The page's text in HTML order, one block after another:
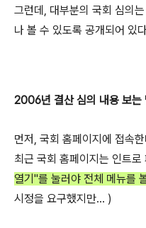
그런데, 대부분의 국회 심의
나 볼 수 있도록 공개되어 있
2006년 결산 심의 내용 보는
먼저, 국회 홈페이지에 접속
최근 국회 홈페이지는 인트로
열기"를 눌러야 전체 메뉴를
시정을 요구했지만... )